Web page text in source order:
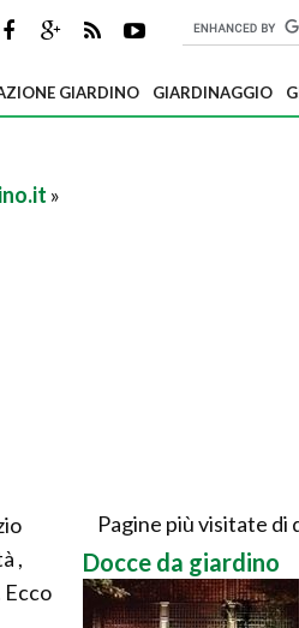
GIARDINO GIARDINAGGIO
»
,
Pagine più visitate di
Docce da giardino